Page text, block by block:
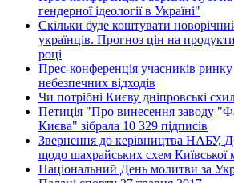
гендерної ідеології в Україні"
Скільки буде коштувати
українців. Прогноз цін на
році
Прес-конференція учасників ринку
небезпечних відходів
Чи потрібні Києву дніпровські
Петиція "Про винесення заводу
Києва" зібрала 10 329 підписів
Звернення до керівництва
щодо шахрайських схем Київської
Національний День молитви за